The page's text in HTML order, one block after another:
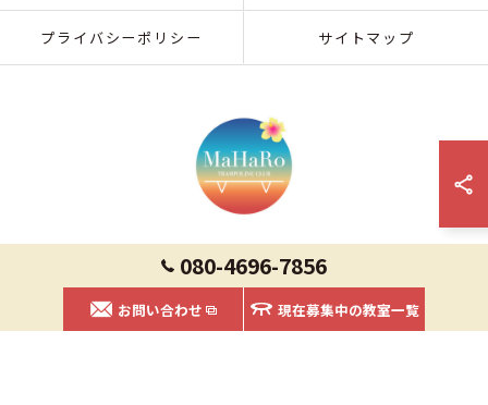
080-4696-7856
お問い合わせ 現在募集中の教室一覧
プライバシーポリシー サイトマップ
© 2026 熊本県菊陽町の習い事ならMaHaRoトランポリンクラブ ALL RIGHTS
RESERVED.